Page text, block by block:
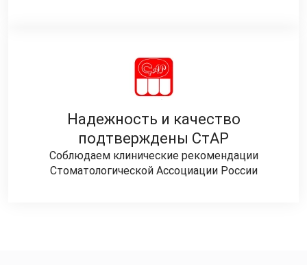
Надежность и качество
подтверждены СтАР
Соблюдаем клинические рекомендации
Стоматологической Ассоциации России